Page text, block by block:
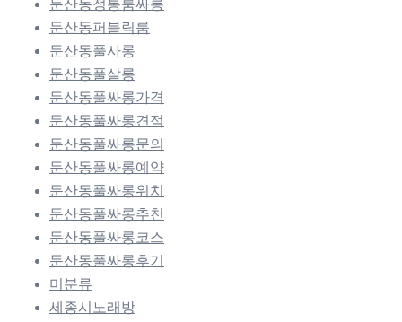
둔산동정통룸싸롱
둔산동퍼블릭룸
둔산동풀사롱
둔산동풀살롱
둔산동풀싸롱가격
둔산동풀싸롱견적
둔산동풀싸롱문의
둔산동풀싸롱예약
둔산동풀싸롱위치
둔산동풀싸롱추천
둔산동풀싸롱코스
둔산동풀싸롱후기
미분류
세종시노래방